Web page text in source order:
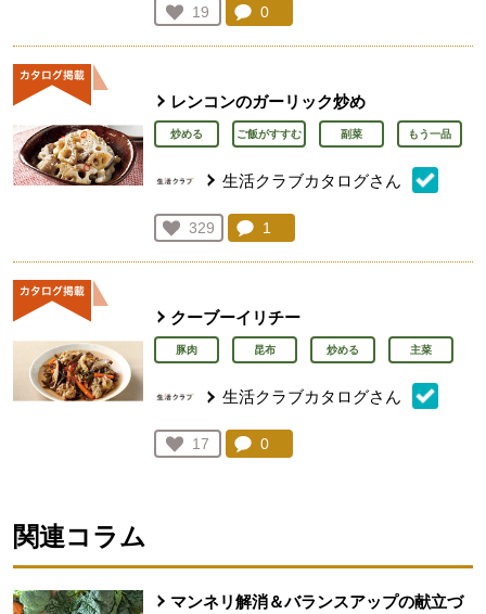
お気に入り登録：
19
人が登録
コメント：
0
レンコンのガーリック炒め
炒める ご飯がすすむ 副菜 もう一品
生活クラブカタログさん
お気に入り登録：
329
人が登録
コメント：
1
クーブーイリチー
豚肉 昆布 炒める 主菜
生活クラブカタログさん
お気に入り登録：
17
人が登録
コメント：
0
関連コラム
マンネリ解消＆バランスアップの献立づ